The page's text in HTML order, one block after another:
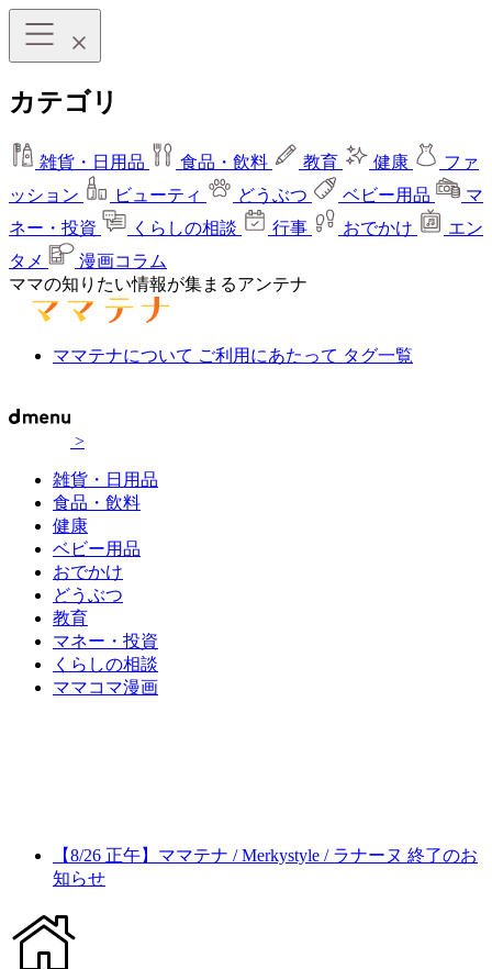
カテゴリ
雑貨・日用品 食品・飲料 教育 健康
ファ
ッション
ビューティ どうぶつ ベビー用品
マ
ネー・投資
くらしの相談 行事 おでかけ
エン
タメ
漫画コラム
ママの知りたい情報が集まるアンテナ
ママテナについて ご利用にあたって タグ一覧
>
雑貨・日用品
食品・飲料
健康
ベビー用品
おでかけ
どうぶつ
教育
マネー・投資
くらしの相談
ママコマ漫画
【8/26 正午】ママテナ / Merkystyle / ラナーヌ 終了のお
知らせ